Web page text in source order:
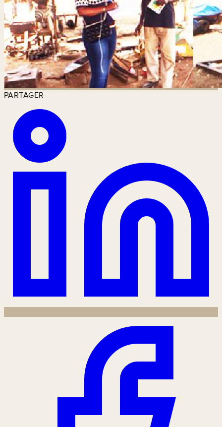
PARTAGER